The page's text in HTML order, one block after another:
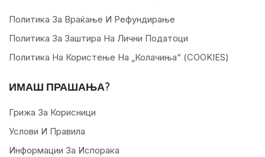
Политика За Враќање И Рефундирање
Политика За Заштира На Лични Податоци
Политика На Користење На „колачиња“ (COOKIES)
ИМАШ ПРАШАЊА?
Грижа За Корисници
Услови И Правила
Информации За Испорака